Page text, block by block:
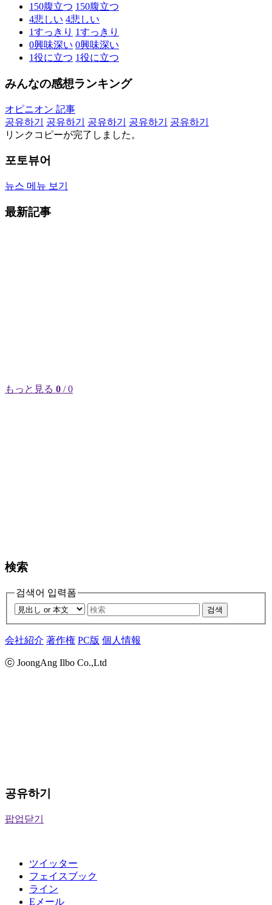
150腹立つ 150腹立つ
4悲しい 4悲しい
1すっきり 1すっきり
0興味深い 0興味深い
1役に立つ 1役に立つ
みんなの感想ランキング
オピニオン 記事
공유하기
공유하기 공유하기 공유하기
공유하기
リンクコピーが完了しました。
포토뷰어
뉴스 메뉴 보기
最新記事
もっと見る 0 / 0
検索
검색어 입력폼
검색
会社紹介 著作権 PC版 個人情報
ⓒ JoongAng Ilbo Co.,Ltd
공유하기
팝업닫기
ツイッター
フェイスブック
ライン
Eメール